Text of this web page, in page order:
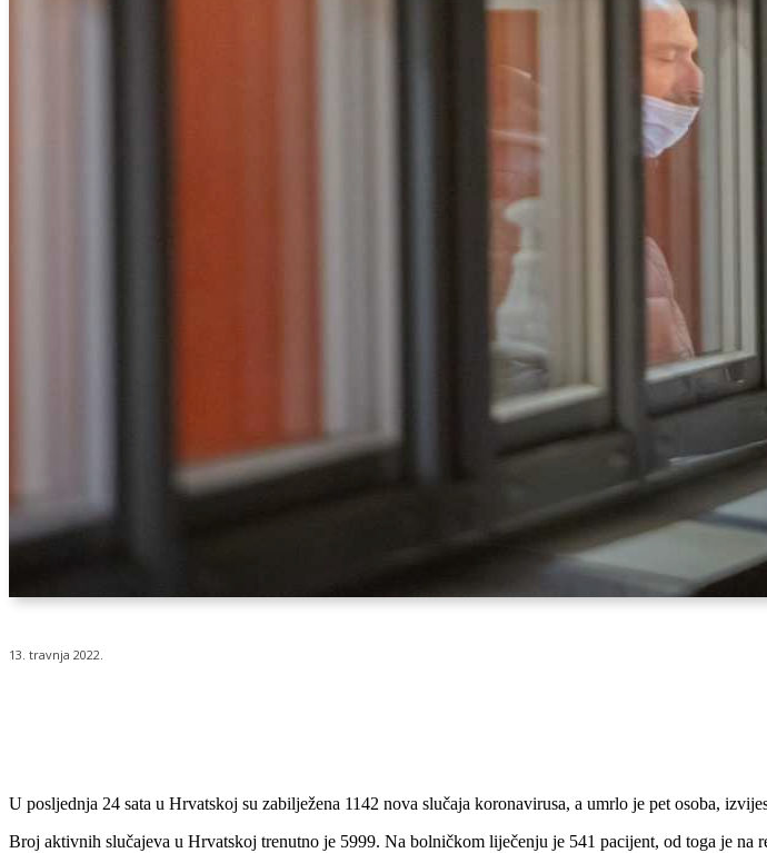
13. travnja 2022.
U posljednja 24 sata u Hrvatskoj su zabilježena 1142 nova slučaja koronavirusa, a umrlo je pet osoba,
Broj aktivnih slučajeva u Hrvatskoj trenutno je 5999. Na bolničkom liječenju je 541 pacijent, od toga je na